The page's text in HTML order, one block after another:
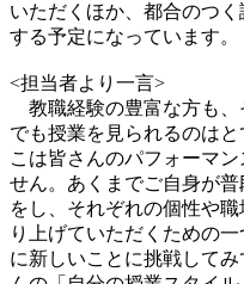
いただくほか、都合のつ
する予定になっています。
<担当者より一言>
教職経験の豊富な方も、
でも授業を見られるのは
こは皆さんのパフォーマ
せん。あくまでご自身が
をし、それぞれの個性や
り上げていただくための
に新しいことに挑戦して